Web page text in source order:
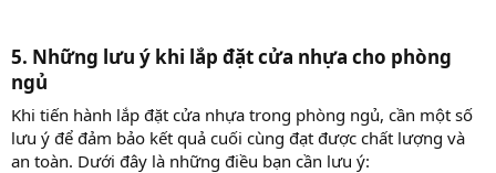
5. Những lưu ý khi lắp đặt cửa nhựa cho phòng
ngủ
Khi tiến hành lắp đặt cửa nhựa trong phòng ngủ, cần một số
lưu ý để đảm bảo kết quả cuối cùng đạt được chất lượng và
an toàn. Dưới đây là những điều bạn cần lưu ý: